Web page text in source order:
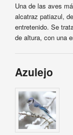
Una de las aves
alcatraz patiazul,
entretenido. Se
de altura, con una
Azulejo